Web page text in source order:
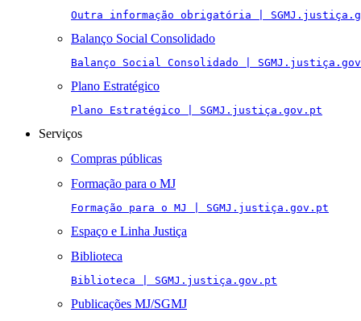
Outra informação obrigatória |
Balanço Social Consolidado
Balanço Social Consolidado |
Plano Estratégico
Plano Estratégico | SGMJ.justiça.gov.pt
Serviços
Compras públicas
Formação para o MJ
Formação para o MJ | SGMJ.justiça.gov.pt
Espaço e Linha Justiça
Biblioteca
Biblioteca | SGMJ.justiça.gov.pt
Publicações MJ/SGMJ